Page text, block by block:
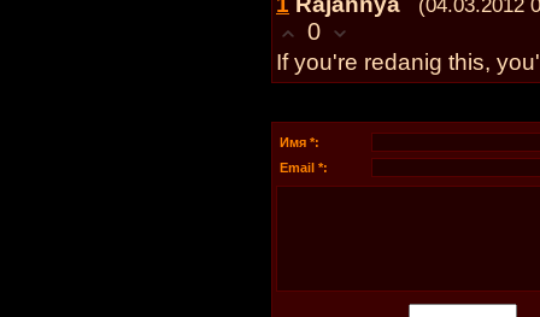
(04.03.2012
0
If you're redanig this,
Имя *:
Email *: